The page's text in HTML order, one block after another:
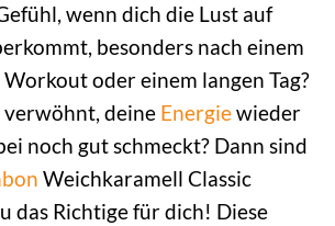
wenn dich die Lust auf
besonders nach einem
oder einem langen Tag?
verwöhnt, deine Energiewieder
noch gut schmeckt? Dann sind
Weichkaramell Classic
das Richtige für dich! Diese